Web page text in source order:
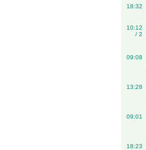
18:32
10:12
/ 2
09:08
13:28
09:01
18:23